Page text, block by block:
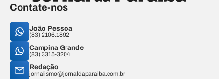
Contate-nos
João Pessoa
(83) 2106.1892
Campina Grande
(83) 3315-3204
Redação
jornalismo@jornaldaparaiba.com.br